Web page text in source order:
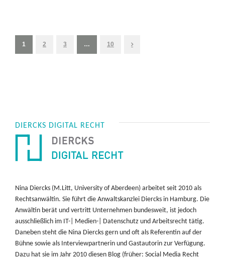
1 2 3 … 10
DIERCKS DIGITAL RECHT
Nina Diercks (M.Litt, University of Aberdeen) arbeitet seit 2010 als
Rechtsanwältin. Sie führt die Anwaltskanzlei Diercks in Hamburg. Die
Anwältin berät und vertritt Unternehmen bundesweit, ist jedoch
ausschließlich im IT-| Medien-| Datenschutz und Arbeitsrecht tätig.
Daneben steht die Nina Diercks gern und oft als Referentin auf der
Bühne sowie als Interviewpartnerin und Gastautorin zur Verfügung.
Dazu hat sie im Jahr 2010 diesen Blog (früher: Social Media Recht